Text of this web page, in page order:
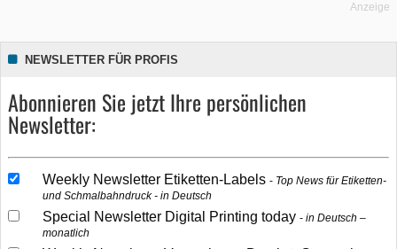
Anzeige
NEWSLETTER FÜR PROFIS
Abonnieren Sie jetzt Ihre persönlichen
Newsletter:
Weekly Newsletter Etiketten-Labels
Top News für Etiketten-
und Schmalbahndruck - in Deutsch
Special Newsletter Digital Printing today
in Deutsch –
monatlich